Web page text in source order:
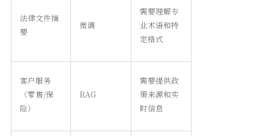
法律文件摘
要
微调
需要理解专
业术语和特
定格式
客户服务
（零售/保
险）
RAG
需要提供政
策来源和实
时信息